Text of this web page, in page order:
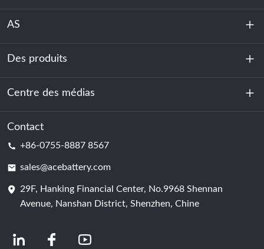
AS
À propos de nous
Durabilité
Des produits
Stockage d'énergie
Centre de données et salle des serveurs
Cellule de batterie
Centre des médias
Nouvelles
Contact
+86-0755-8887 8567
sales@acebattery.com
29F, Hanking Financial Center, No.9968 Shennan
Avenue, Nanshan District, Shenzhen, Chine